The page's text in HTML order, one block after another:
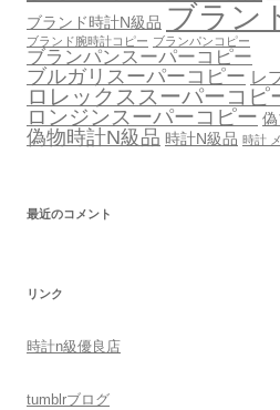
ブランド時計N級品 ブラン
ブランド腕時計コピー ブランパンコピー
ブランパンスーパーコピー
ブルガリスーパーコピー レ
ロレックススーパーコピ
ロンジンスーパーコピー
偽物時計N級品 時計N級品 時計
最近のコメント
リンク
時計n級優良店
tumblrブログ